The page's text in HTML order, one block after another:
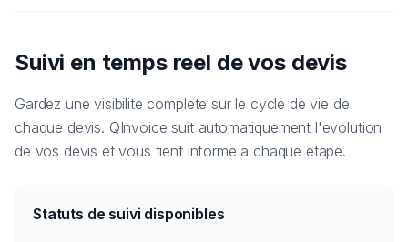
Suivi en temps reel de vos devis
Gardez une visibilite complete sur le cycle de vie de
chaque devis. QInvoice suit automatiquement l'evolution
de vos devis et vous tient informe a chaque etape.
Statuts de suivi disponibles